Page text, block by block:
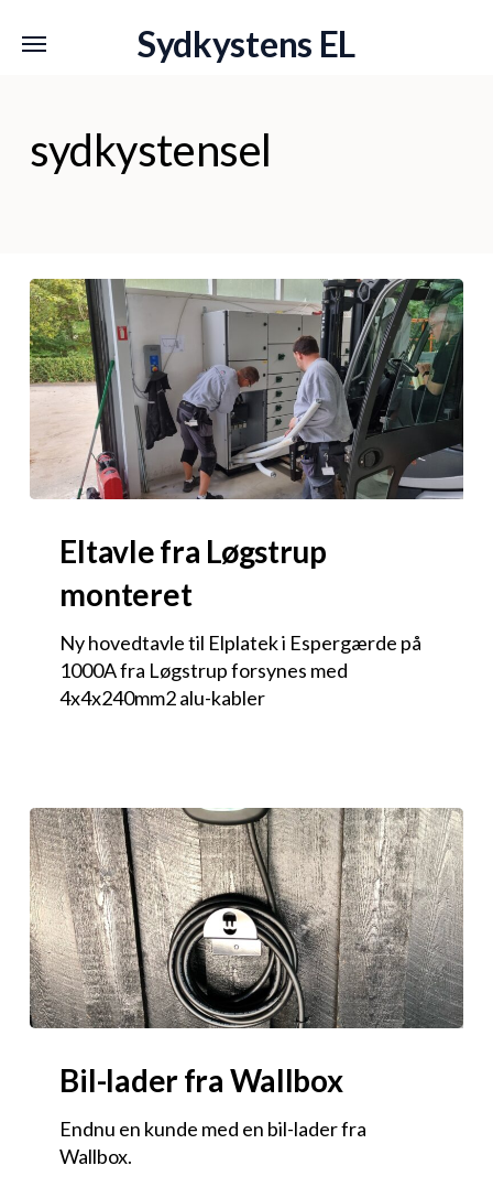
Sydkystens EL
Menu
sydkystensel
Eltavle fra Løgstrup
monteret
Ny hovedtavle til Elplatek i Espergærde på
1000A fra Løgstrup forsynes med
4x4x240mm2 alu-kabler
Bil-lader fra Wallbox
Endnu en kunde med en bil-lader fra
Wallbox.